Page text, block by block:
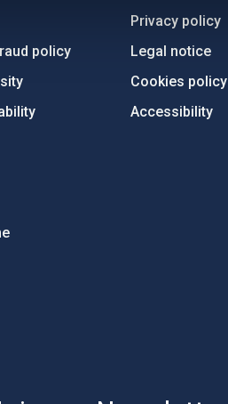
policy
Privacy policy
Legal notice
Cookies policy
Accessibility